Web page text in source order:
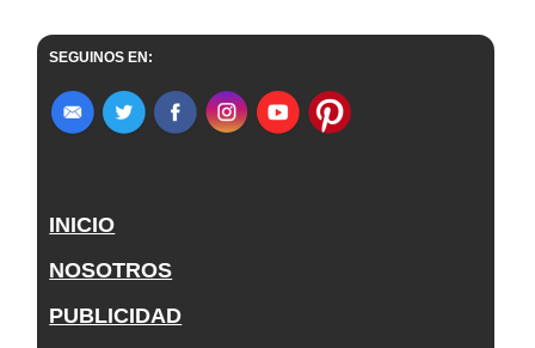
SEGUINOS EN:
INICIO
NOSOTROS
PUBLICIDAD